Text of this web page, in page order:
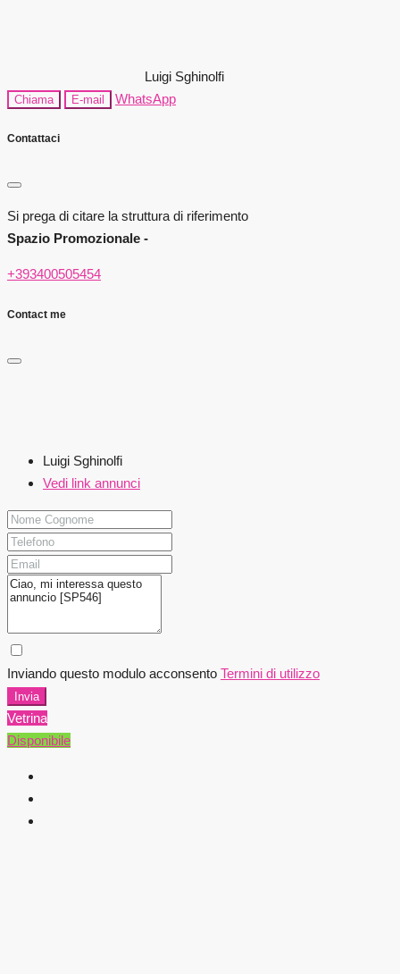
Luigi Sghinolfi
Chiama E-mail WhatsApp
Contattaci
Si prega di citare la struttura di riferimento
Spazio Promozionale -
+393400505454
Contact me
Luigi Sghinolfi
Vedi link annunci
Inviando questo modulo acconsento Termini di utilizzo
Invia
Vetrina
Disponibile